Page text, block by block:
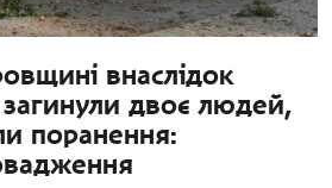
внаслідок
двоє людей,
поранення: